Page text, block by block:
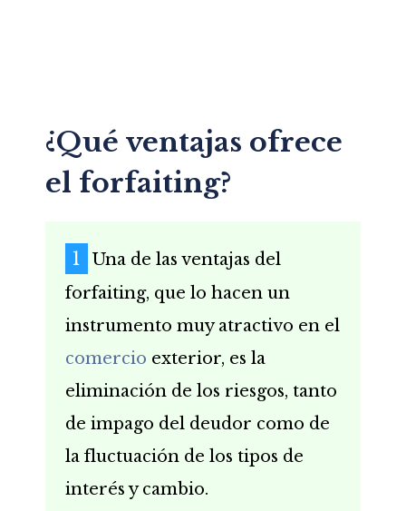
¿Qué ventajas ofrece
el forfaiting?
Una de las ventajas del
forfaiting, que lo hacen un
instrumento muy atractivo en el
comercio exterior, es la
eliminación de los riesgos, tanto
de impago del deudor como de
la fluctuación de los tipos de
interés y cambio.